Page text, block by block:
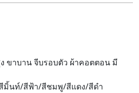
ง ขาบาน จีบรอบตัว ผ้าคอตตอน มี
มิ้นท์/สีฟ้า/สีชมพู/สีแดง/สีดำ